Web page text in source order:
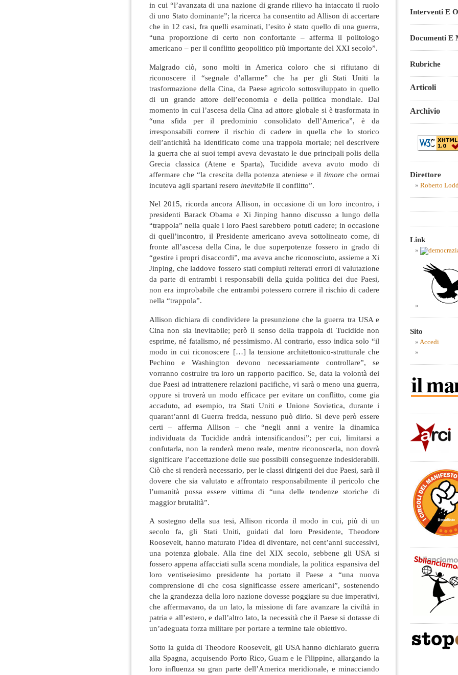
in cui “l’avanzata di una nazione di grande rilievo ha intaccato il ruolo
di uno Stato dominante”; la ricerca ha consentito ad Allison di accertare
che in 12 casi, fra quelli esaminati, l’esito è stato quello di una guerra,
“una proporzione di certo non confortante – afferma il politologo
americano – per il conflitto geopolitico più importante del XXI secolo”.
Malgrado ciò, sono molti in America coloro che si rifiutano di
riconoscere il “segnale d’allarme” che ha per gli Stati Uniti la
trasformazione della Cina, da Paese agricolo sottosviluppato in quello
di un grande attore dell’economia e della politica mondiale. Dal
momento in cui l’ascesa della Cina ad attore globale si è trasformata in
“una sfida per il predominio consolidato dell’America”, è da
irresponsabili correre il rischio di cadere in quella che lo storico
dell’antichità ha identificato come una trappola mortale; nel descrivere
la guerra che ai suoi tempi aveva devastato le due principali polis della
Grecia classica (Atene e Sparta), Tucidide aveva avuto modo di
affermare che “la crescita della potenza ateniese e il timoreche ormai
incuteva agli spartani resero inevitabile il conflitto”.
Nel 2015, ricorda ancora Allison, in occasione di un loro incontro, i
presidenti Barack Obama e Xi Jinping hanno discusso a lungo della
“trappola” nella quale i loro Paesi sarebbero potuti cadere; in occasione
di quell’incontro, il Presidente americano aveva sottolineato come, di
fronte all’ascesa della Cina, le due superpotenze fossero in grado di
“gestire i propri disaccordi”, ma aveva anche riconosciuto, assieme a Xi
Jinping, che laddove fossero stati compiuti reiterati errori di valutazione
da parte di entrambi i responsabili della guida politica dei due Paesi,
non era improbabile che entrambi potessero correre il rischio di cadere
nella “trappola”.
Allison dichiara di condividere la presunzione che la guerra tra USA e
Cina non sia inevitabile; però il senso della trappola di Tucidide non
esprime, né fatalismo, né pessimismo. Al contrario, esso indica solo “il
modo in cui riconoscere […] la tensione architettonico-strutturale che
Pechino e Washington devono necessariamente controllare”, se
vorranno costruire tra loro un rapporto pacifico. Se, data la volontà dei
due Paesi ad intrattenere relazioni pacifiche, vi sarà o meno una guerra,
oppure si troverà un modo efficace per evitare un conflitto, come gia
accaduto, ad esempio, tra Stati Uniti e Unione Sovietica, durante i
quarant’anni di Guerra fredda, nessuno può dirlo. Si deve però essere
certi – afferma Allison – che “negli anni a venire la dinamica
individuata da Tucidide andrà intensificandosi”; per cui, limitarsi a
confutarla, non la renderà meno reale, mentre riconoscerla, non dovrà
significare l’accettazione delle sue possibili conseguenze indesiderabili.
Ciò che si renderà necessario, per le classi dirigenti dei due Paesi, sarà il
dovere che sia valutato e affrontato responsabilmente il pericolo che
l’umanità possa essere vittima di “una delle tendenze storiche di
maggior brutalità”.
A sostegno della sua tesi, Allison ricorda il modo in cui, più di un
secolo fa, gli Stati Uniti, guidati dal loro Presidente, Theodore
Roosevelt, hanno maturato l’idea di diventare, nei cent’anni successivi,
una potenza globale. Alla fine del XIX secolo, sebbene gli USA si
fossero appena affacciati sulla scena mondiale, la politica espansiva del
loro ventiseiesimo presidente ha portato il Paese a “una nuova
comprensione di che cosa significasse essere americani”, sostenendo
che la grandezza della loro nazione dovesse poggiare su due imperativi,
che affermavano, da un lato, la missione di fare avanzare la civiltà in
patria e all’estero, e dall’altro lato, la necessità che il Paese si dotasse di
un’adeguata forza militare per portare a termine tale obiettivo.
Sotto la guida di Theodore Roosevelt, gli USA hanno dichiarato guerra
alla Spagna, acquisendo Porto Rico, Guam e le Filippine, allargando la
loro influenza su gran parte dell’America meridionale, e minacciando
Interventi E
Documenti E
Rubriche
Articoli
Archivio
Direttore
Roberto
Link
Sito
Accedi